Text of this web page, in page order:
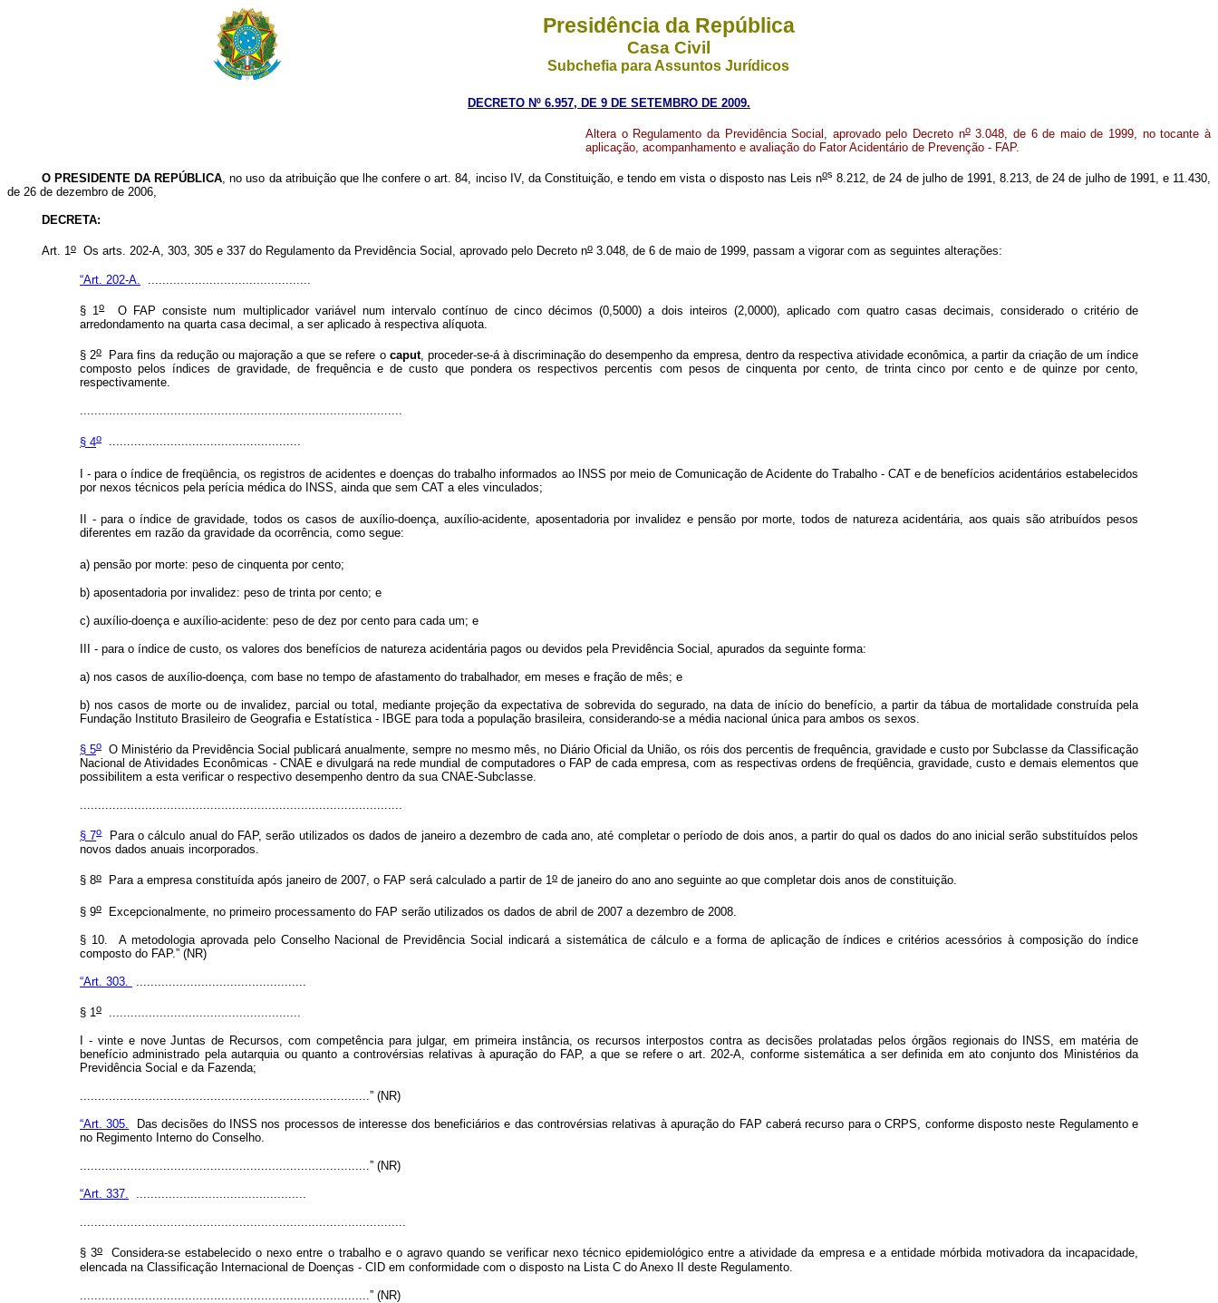
Presidência da República
Casa Civil
Subchefia para Assuntos Jurídicos
DECRETO Nº 6.957, DE 9 DE SETEMBRO DE 2009.
Altera o Regulamento da Previdência Social, aprovado pelo Decreto no3.048, de 6 de maio de 1999, no tocante à
aplicação, acompanhamento e avaliação do Fator Acidentário de Prevenção - FAP.
O PRESIDENTE DA REPÚBLICA, no uso da atribuição que lhe confere o art. 84, inciso IV, da Constituição, e tendo em vista o disposto nas Leis nos 8.212, de 24 de julho de 1991, 8.213, de 24 de julho de 1991, e 11.430,
de 26 de dezembro de 2006,
DECRETA:
Art. 1oOs arts. 202-A, 303, 305 e 337 do Regulamento da Previdência Social, aprovado pelo Decreto no3.048, de 6 de maio de 1999, passam a vigorar com as seguintes alterações:
“Art. 202-A.
§ 1oO FAP consiste num multiplicador variável num intervalo contínuo de cinco décimos (0,5000) a dois inteiros (2,0000), aplicado com quatro casas decimais, considerado o critério de
arredondamento na quarta casa decimal, a ser aplicado à respectiva alíquota.
§ 2oPara fins da redução ou majoração a que se refere o caput, proceder-se-á à discriminação do desempenho da empresa, dentro da respectiva atividade econômica, a partir da criação de um índice
composto pelos índices de gravidade, de frequência e de custo que pondera os respectivos percentis com pesos de cinquenta por cento, de trinta cinco por cento e de quinze por cento,
respectivamente.
.........................................................................................
§ 4o .....................................................
I - para o índice de freqüência, os registros de acidentes e doenças do trabalho informados ao INSS por meio de Comunicação de Acidente do Trabalho - CAT e de benefícios acidentários estabelecidos
por nexos técnicos pela perícia médica do INSS, ainda que sem CAT a eles vinculados;
II - para o índice de gravidade, todos os casos de auxílio-doença, auxílio-acidente, aposentadoria por invalidez e pensão por morte, todos de natureza acidentária, aos quais são atribuídos pesos
diferentes em razão da gravidade da ocorrência, como segue:
a) pensão por morte: peso de cinquenta por cento;
b) aposentadoria por invalidez: peso de trinta por cento; e
c) auxílio-doença e auxílio-acidente: peso de dez por cento para cada um; e
III - para o índice de custo, os valores dos benefícios de natureza acidentária pagos ou devidos pela Previdência Social, apurados da seguinte forma:
a) nos casos de auxílio-doença, com base no tempo de afastamento do trabalhador, em meses e fração de mês; e
b) nos casos de morte ou de invalidez, parcial ou total, mediante projeção da expectativa de sobrevida do segurado, na data de início do benefício, a partir da tábua de mortalidade construída pela
Fundação Instituto Brasileiro de Geografia e Estatística - IBGE para toda a população brasileira, considerando-se a média nacional única para ambos os sexos.
§ 5o
O Ministério da Previdência Social publicará anualmente, sempre no mesmo mês, no Diário Oficial da União, os róis dos percentis de frequência, gravidade e custo por Subclasse da Classificação
Nacional de Atividades Econômicas - CNAE e divulgará na rede mundial de computadores o FAP de cada empresa, com as respectivas ordens de freqüência, gravidade, custo e demais elementos que
possibilitem a esta verificar o respectivo desempenho dentro da sua CNAE-Subclasse.
§ 7oPara o cálculo anual do FAP, serão utilizados os dados de janeiro a dezembro de cada ano, até completar o período de dois anos, a partir do qual os dados do ano inicial serão substituídos pelos
novos dados anuais incorporados.
§ 8o Para a empresa constituída após janeiro de 2007, o FAP será calculado a partir de 1o de janeiro do ano ano seguinte ao que completar dois anos de constituição.
§ 9o Excepcionalmente, no primeiro processamento do FAP serão utilizados os dados de abril de 2007 a dezembro de 2008.
§ 10. A metodologia aprovada pelo Conselho Nacional de Previdência Social indicará a sistemática de cálculo e a forma de aplicação de índices e critérios acessórios à composição do índice
composto do FAP.” (NR)
“Art. 303.
§ 1o .....................................................
I - vinte e nove Juntas de Recursos, com competência para julgar, em primeira instância, os recursos interpostos contra as decisões prolatadas pelos órgãos regionais do INSS, em matéria de
benefício administrado pela autarquia ou quanto a controvérsias relativas à apuração do FAP, a que se refere o art. 202-A, conforme sistemática a ser definida em ato conjunto dos Ministérios da
Previdência Social e da Fazenda;
................................................................................” (NR)
“Art. 305. Das decisões do INSS nos processos de interesse dos beneficiários e das controvérsias relativas à apuração do FAP caberá recurso para o CRPS, conforme disposto neste Regulamento e
no Regimento Interno do Conselho.
................................................................................” (NR)
“Art. 337. ...............................................
..........................................................................................
§ 3o
Considera-se estabelecido o nexo entre o trabalho e o agravo quando se verificar nexo técnico epidemiológico entre a atividade da empresa e a entidade mórbida motivadora da incapacidade,
elencada na Classificação Internacional de Doenças - CID em conformidade com o disposto na Lista C do Anexo II deste Regulamento.
................................................................................” (NR)